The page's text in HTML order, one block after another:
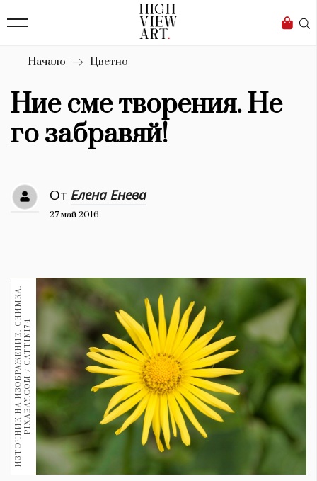
Бизнес
Мода
Dialogue
Изкуство
4340
Красота
777
Книги 1188
30+ 1970
Гурме 1710
Пътувай
237
Здраве 389
Начало Цветно
Ние сме творения. Не
го забравяй!
От Елена Енева
27 май 2016
И
З
Т
О
Ч
Н
И
К
Н
А
И
З
О
Б
Р
А
Ж
Е
Н
И
Е
:
С
Н
И
М
К
А
:
P
I
X
A
B
A
Y
.
C
O
M
/
C
A
T
T
I
N
I
74